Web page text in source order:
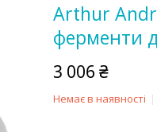
Arthur
ферменти
3 006 ₴
Немає в наявності